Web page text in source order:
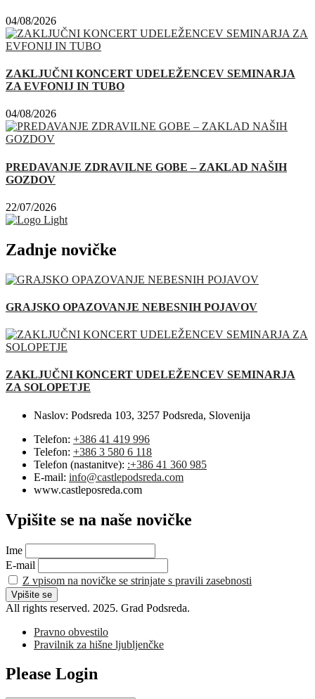
04/08/2026
ZAKLJUČNI KONCERT UDELEŽENCEV SEMINARJA
ZA EVFONIJ IN TUBO
04/08/2026
PREDAVANJE ZDRAVILNE GOBE – ZAKLAD NAŠIH
GOZDOV
22/07/2026
Zadnje novičke
GRAJSKO OPAZOVANJE NEBESNIH POJAVOV
ZAKLJUČNI KONCERT UDELEŽENCEV SEMINARJA
ZA SOLOPETJE
Naslov: Podsreda 103, 3257 Podsreda, Slovenija
Telefon: +386 41 419 996
Telefon: +386 3 580 6 118
Telefon (nastanitve): :+386 41 360 985
E-mail: info@castlepodsreda.com
www.castleposreda.com
Vpišite se na naše novičke
Ime
E-mail
Z vpisom na novičke se strinjate s pravili zasebnosti
All rights reserved. 2025. Grad Podsreda.
Pravno obvestilo
Pravilnik za hišne ljubljenčke
Please Login